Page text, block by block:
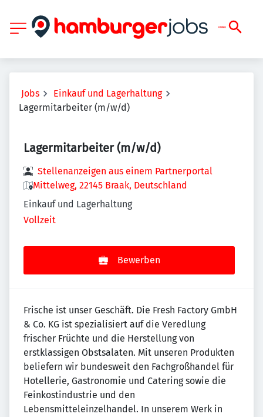
Jobs
Einkauf und Lagerhaltung
Lagermitarbeiter (m/w/d)
Lagermitarbeiter (m/w/d)
Stellenanzeigen aus einem Partnerportal
Mittelweg, 22145 Braak, Deutschland
Einkauf und Lagerhaltung
Vollzeit
Bewerben
Frische ist unser Geschäft. Die Fresh Factory GmbH
& Co. KG ist spezialisiert auf die Veredlung
frischer Früchte und die Herstellung von
erstklassigen Obstsalaten. Mit unseren Produkten
beliefern wir bundesweit den Fachgroßhandel für
Hotellerie, Gastronomie und Catering sowie die
Feinkostindustrie und den
Lebensmitteleinzelhandel. In unserem Werk in